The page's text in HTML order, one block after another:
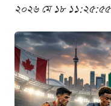
২০২৬ মে ১৮ ১১:২৫:৫৫